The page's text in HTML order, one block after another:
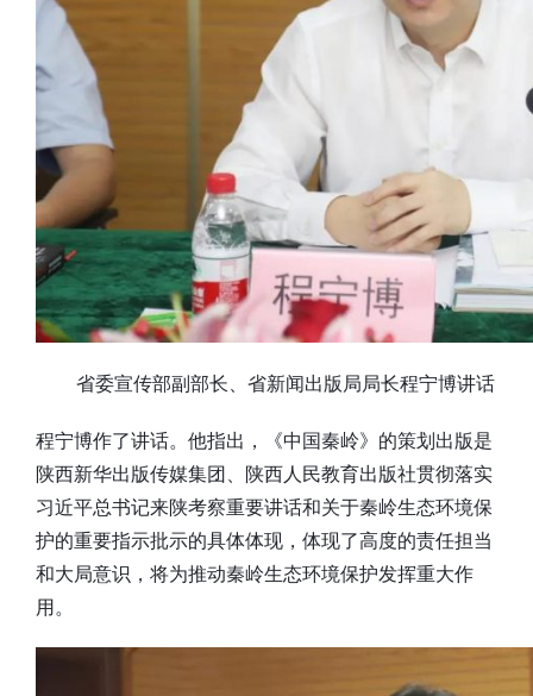
省委宣传部副部长、省新闻出版局局长程宁博讲话
程宁博作了讲话。他指出，《中国秦岭》的策划出版是
陕西新华出版传媒集团、陕西人民教育出版社贯彻落实
习近平总书记来陕考察重要讲话和关于秦岭生态环境保
护的重要指示批示的具体体现，体现了高度的责任担当
和大局意识，将为推动秦岭生态环境保护发挥重大作
用。